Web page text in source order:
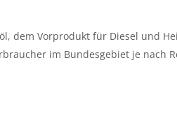
dem Vorprodukt für Diesel und
im Bundesgebiet je nach